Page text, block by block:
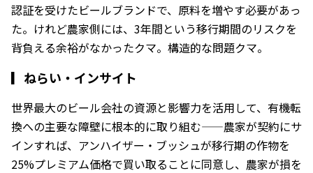
認証を受けたビールブランドで、原料を増やす必要があっ
た。けれど農家側には、3年間という移行期間のリスクを
背負える余裕がなかったクマ。構造的な問題クマ。
▎ ねらい・インサイト
世界最大のビール会社の資源と影響力を活用して、有機転
換への主要な障壁に根本的に取り組む——農家が契約にサ
インすれば、アンハイザー・ブッシュが移行期の作物を
25%プレミアム価格で買い取ることに同意し、農家が損を